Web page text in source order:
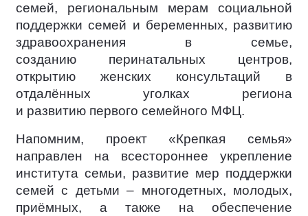
семей, региональным мерам социальной
поддержки семей и беременных, развитию
здравоохранения в семье,
созданию перинатальных центров,
открытию женских консультаций в
отдалённых уголках региона
и развитию первого семейного МФЦ.
Напомним, проект «Крепкая семья»
направлен на всестороннее укрепление
института семьи, развитие мер поддержки
семей с детьми – многодетных, молодых,
приёмных, а также на обеспечение